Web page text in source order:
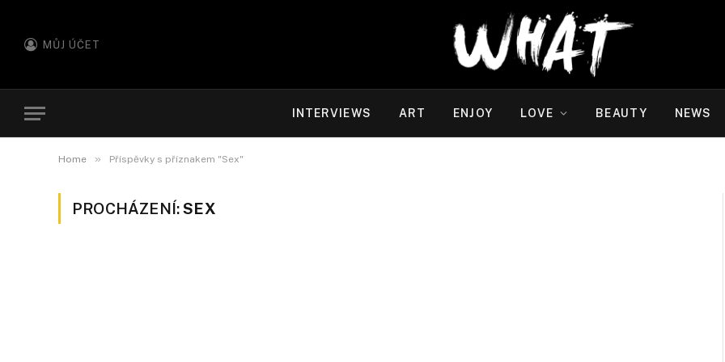
MŮJ ÚČET
INTERVIEWS ART ENJOY LOVE BEAUTY NEWS
Home » Příspěvky s příznakem "Sex"
PROCHÁZENÍ:SEX